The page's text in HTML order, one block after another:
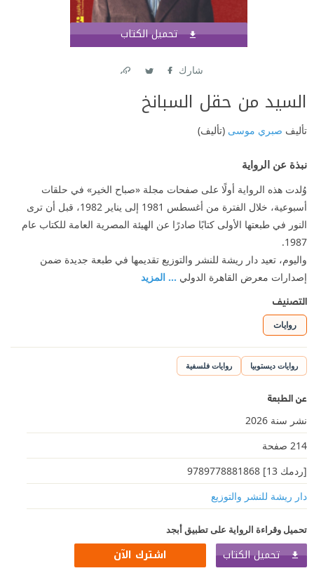
تحميل الكتاب
شارك
السيد من حقل السبانخ
تأليف صبري موسى (تأليف)
نبذة عن الرواية
وُلدت هذه الرواية أولًا على صفحات مجلة «صباح الخير» في حلقات
أسبوعية، خلال الفترة من أغسطس 1981 إلى يناير 1982، قبل أن ترى
النور في طبعتها الأولى كتابًا صادرًا عن الهيئة المصرية العامة للكتاب عام
1987.
واليوم، تعيد دار ريشة للنشر والتوزيع تقديمها في طبعة جديدة ضمن
إصدارات معرض القاهرة الدولي ... المزيد
التصنيف
روايات
روايات ديستوبيا روايات فلسفية
عن الطبعة
نشر سنة 2026
214 صفحة
[ردمك 13] 9789778881868
دار ريشة للنشر والتوزيع
تحميل وقراءة الرواية على تطبيق أبجد
تحميل الكتاب اشترك الآن